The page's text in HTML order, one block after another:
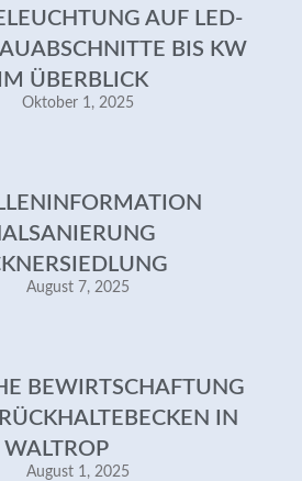
AUF LED-T
BIS KW 4
ÜBERBLICK
Oktober 1, 2025
August 7, 2025
BEWIRTSCHAFTUNG
IN
WALTROP
August 1, 2025